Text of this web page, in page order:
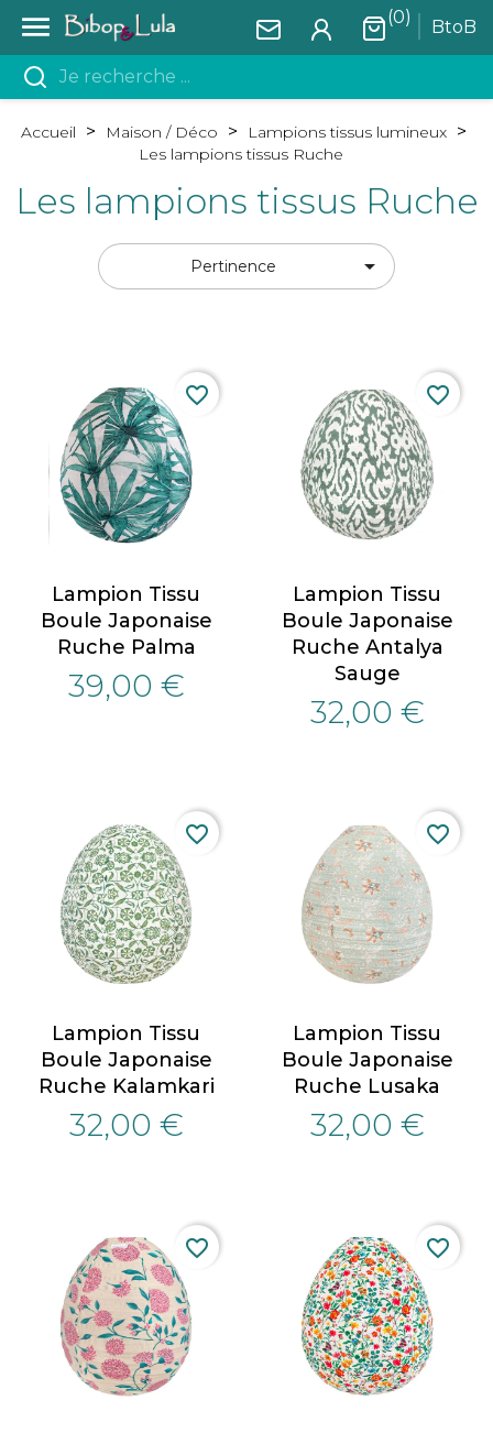
 BtoB
(0)
Accueil Maison / Déco
Lampions tissus lumineux
Les lampions tissus Ruche
Les lampions tissus Ruche
Pertinence 
Lampion Tissu
Boule Japonaise
Ruche Palma
39,00 €
favorite_border
Lampion Tissu
Boule Japonaise
Ruche Antalya
Sauge
32,00 €
favorite_border
Lampion Tissu
Boule Japonaise
Ruche Kalamkari
32,00 €
favorite_border
Lampion Tissu
Boule Japonaise
Ruche Lusaka
32,00 €
favorite_border
favorite_border favorite_border